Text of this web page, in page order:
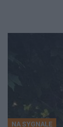
NA SYGNALE